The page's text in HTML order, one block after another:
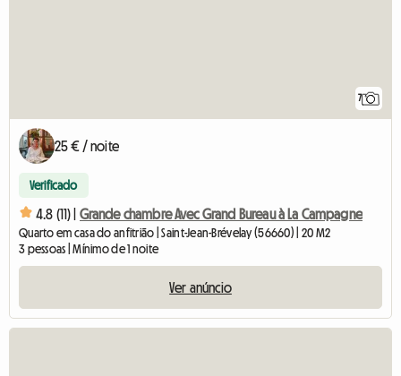
7
25 € / noite
Verificado
4.8 (11) | Grande chambre Avec Grand Bureau à La Campagne
Quarto em casa do anfitrião | Saint-Jean-Brévelay (56660) | 20 M2
3 pessoas | Mínimo de 1 noite
Ver anúncio